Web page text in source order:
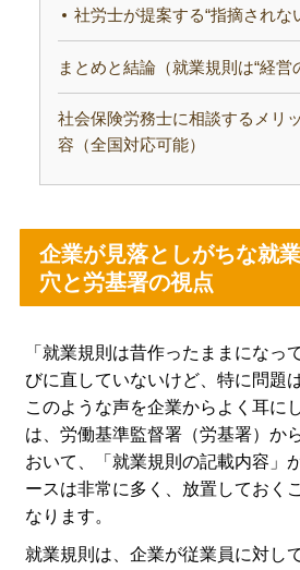
社労士が提案する“指摘されな
まとめと結論（就業規則は“経営
社会保険労務士に相談するメリ
容（全国対応可能）
企業が見落としがちな就
穴と労基署の視点
「就業規則は昔作ったままになっ
びに直していないけど、特に問
このような声を企業からよく耳に
は、労働基準監督署（労基署）か
おいて、「就業規則の記載内容」
ースは非常に多く、放置しておく
なります。
就業規則は、企業が従業員に対し